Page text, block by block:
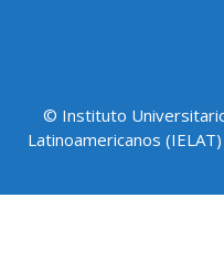
© Instituto
Latinoamericanos